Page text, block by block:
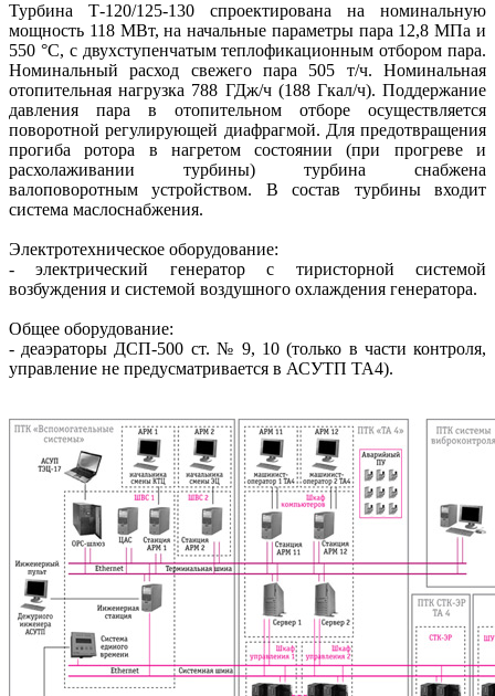
Турбина Т-120/125-130 спроектирована на номинальную
мощность 118 МВт, на начальные параметры пара 12,8 МПа и
550 °С, с двухступенчатым теплофикационным отбором пара.
Номинальный расход свежего пара 505 т/ч. Номинальная
отопительная нагрузка 788 ГДж/ч (188 Гкал/ч). Поддержание
давления пара в отопительном отборе осуществляется
поворотной регулирующей диафрагмой. Для предотвращения
прогиба ротора в нагретом состоянии (при прогреве и
расхолаживании турбины) турбина снабжена
валоповоротным устройством. В состав турбины входит
система маслоснабжения.
Электротехническое оборудование:
- электрический генератор с тиристорной системой
возбуждения и системой воздушного охлаждения генератора.
Общее оборудование:
- деаэраторы ДСП-500 ст. № 9, 10 (только в части контроля,
управление не предусматривается в АСУТП ТА4).